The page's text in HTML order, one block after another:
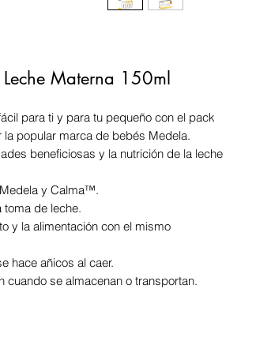
Materna 150ml
para ti y para tu pequeño con el pack
popular marca de bebés Medela.
beneficiosas y la nutrición de la leche
y Calma™.
toma de leche.
y la alimentación con el mismo
hace añicos al caer.
cuando se almacenan o transportan.